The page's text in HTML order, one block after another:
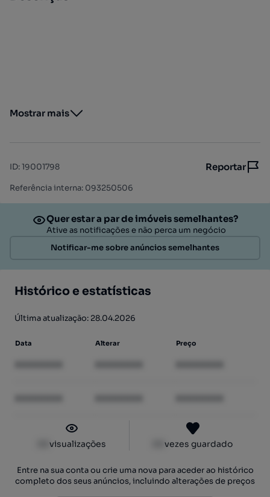
Mostrar mais
ID:19001798 Reportar
Referência interna: 093250506
Quer estar a par de imóveis semelhantes?
Ative as notificações e não perca um negócio
Notificar-me sobre anúncios semelhantes
Histórico e estatísticas
Última atualização: 28.04.2026
Data Alterar Preço
visualizações vezes guardado
Entre na sua conta ou crie uma nova para aceder ao histórico
completo dos seus anúncios, incluindo alterações de preços